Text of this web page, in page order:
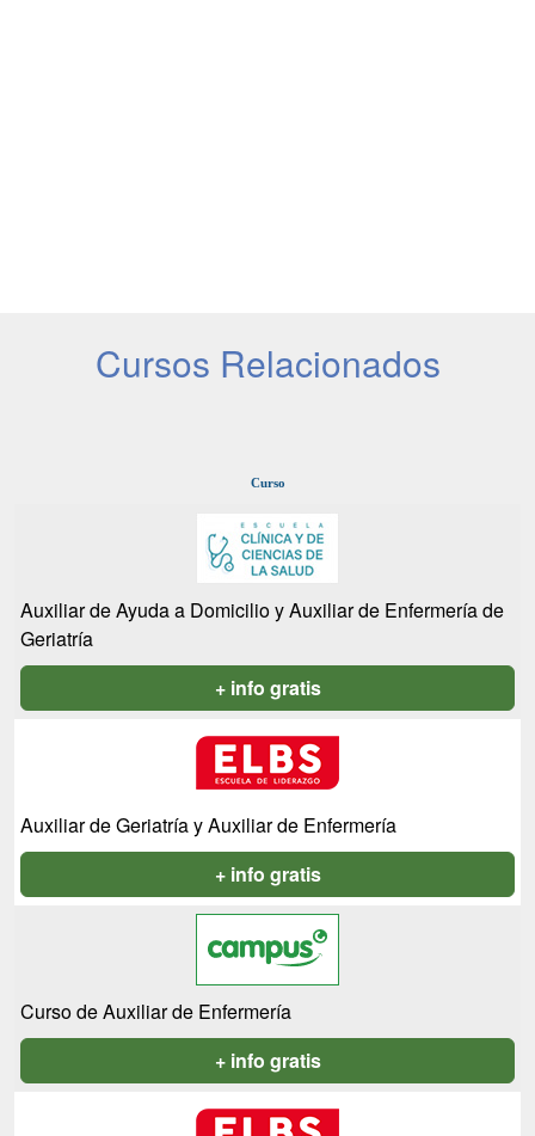
Cursos Relacionados
Curso
Auxiliar de Ayuda a Domicilio y Auxiliar de Enfermería de
Geriatría
+ info gratis
Auxiliar de Geriatría y Auxiliar de Enfermería
+ info gratis
Curso de Auxiliar de Enfermería
+ info gratis